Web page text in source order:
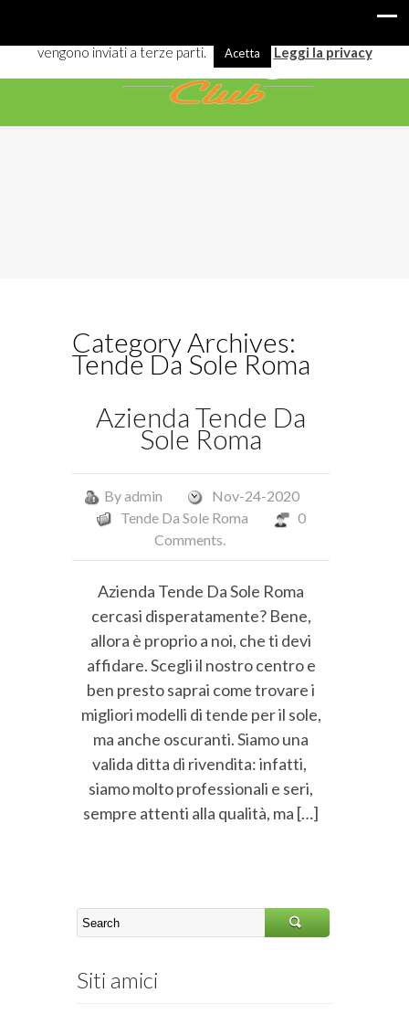
Category Archives:
Tende Da Sole Roma
Azienda Tende Da
Sole Roma
Byadmin
Nov-24-2020
Tende Da Sole Roma
0
Comments.
Azienda Tende Da Sole Roma
cercasi disperatamente? Bene,
allora è proprio a noi, che ti devi
affidare. Scegli il nostro centro e
ben presto saprai come trovare i
migliori modelli di tende per il sole,
ma anche oscuranti. Siamo una
valida ditta di rivendita: infatti,
siamo molto professionali e seri,
sempre attenti alla qualità, ma […]
Siti amici
vengono inviati a terze parti.
Acetta Leggi la privacy